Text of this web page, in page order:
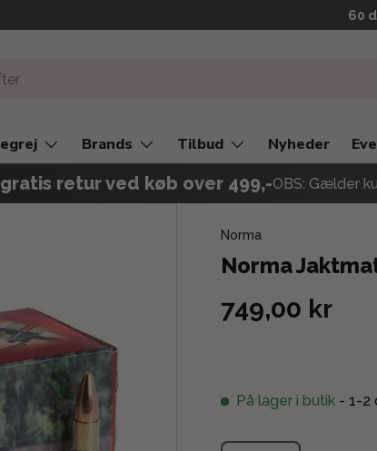
60
Brands Tilbud Nyheder
retur ved køb over 499,-OBS: Gælder
Norma
Norma
749,00 kr
På lager i butik - 1-2